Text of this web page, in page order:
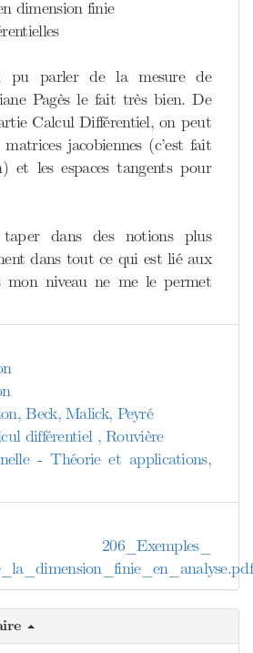
dimension finie
pu parler de la mesure de
Pagès le fait très bien. De
Calcul Différentiel, on peut
jacobiennes (c’est fait
et les espaces tangents pour
dans des notions plus
dans tout ce qui est lié aux
mon niveau ne me le permet
Beck, Malick, Peyré
différentiel , Rouvière
- Théorie et applications,